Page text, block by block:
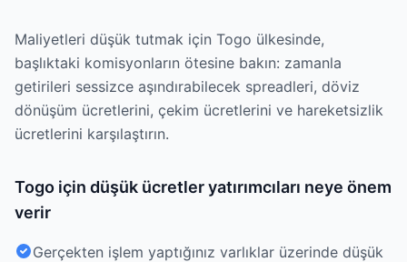
Maliyetleri düşük tutmak için Togo ülkesinde,
başlıktaki komisyonların ötesine bakın: zamanla
getirileri sessizce aşındırabilecek spreadleri, döviz
dönüşüm ücretlerini, çekim ücretlerini ve hareketsizlik
ücretlerini karşılaştırın.
Togo için düşük ücretler yatırımcıları neye önem
verir
Gerçekten işlem yaptığınız varlıklar üzerinde düşük